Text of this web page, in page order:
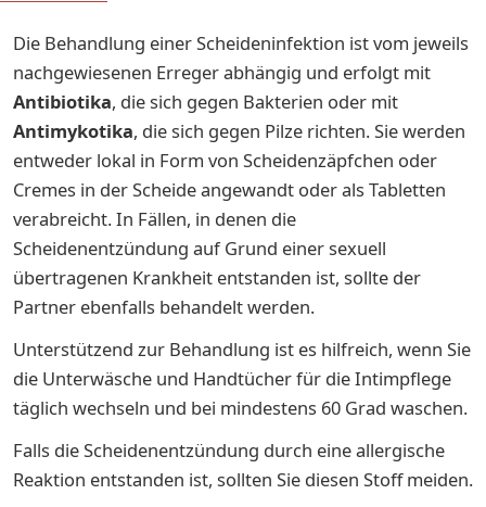
Die Behandlung einer Scheideninfektion ist vom jeweils
nachgewiesenen Erreger abhängig und erfolgt mit
Antibiotika, die sich gegen Bakterien oder mit
Antimykotika, die sich gegen Pilze richten. Sie werden
entweder lokal in Form von Scheidenzäpfchen oder
Cremes in der Scheide angewandt oder als Tabletten
verabreicht. In Fällen, in denen die
Scheidenentzündung auf Grund einer sexuell
übertragenen Krankheit entstanden ist, sollte der
Partner ebenfalls behandelt werden.
Unterstützend zur Behandlung ist es hilfreich, wenn Sie
die Unterwäsche und Handtücher für die Intimpflege
täglich wechseln und bei mindestens 60 Grad waschen.
Falls die Scheidenentzündung durch eine allergische
Reaktion entstanden ist, sollten Sie diesen Stoff meiden.